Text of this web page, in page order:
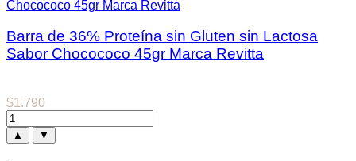
Barra de 36% Proteína sin Gluten sin Lactosa
Sabor Chocococo 45gr Marca Revitta
$1.790
▲ ▼